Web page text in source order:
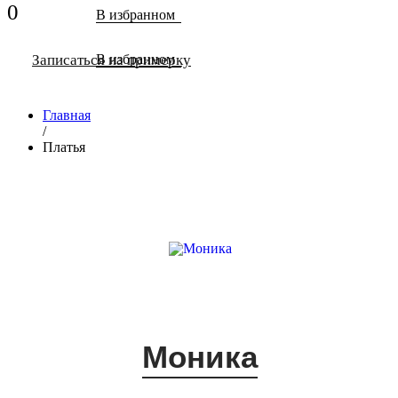
В избранном
0
В избранном
Записаться на примерку
Главная
/
Платья
Моника